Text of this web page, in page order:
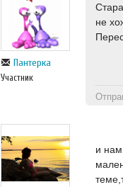
Пантерка
Участник
не
и